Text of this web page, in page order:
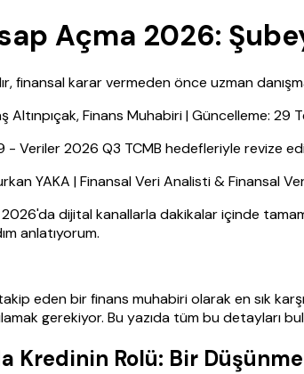
Açma 2026:
finansal karar vermeden önce uzman
Altınpıçak, Finans Muhabiri | Güncelleme: 29
Veriler 2026 Q3 TCMB hedefleriyle revize
YAKA | Finansal Veri Analisti & Finansal
2026'da dijital kanallarla dakikalar içinde
anlatıyorum.
eden bir finans muhabiri olarak en sık
gerekiyor. Bu yazıda tüm bu detayları
Kredinin Rolü: Bir